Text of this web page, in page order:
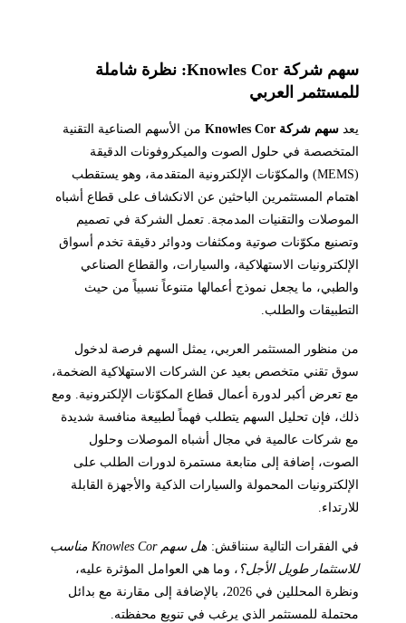
سهم شركة Knowles Cor: نظرة شاملة
للمستثمر العربي
يعد سهم شركة Knowles Cor
من الأسهم الصناعية التقنية
المتخصصة في حلول الصوت والميكروفونات الدقيقة
(MEMS) والمكوّنات الإلكترونية المتقدمة، وهو يستقطب
اهتمام المستثمرين الباحثين عن الانكشاف على قطاع أشباه
الموصلات والتقنيات المدمجة. تعمل الشركة في تصميم
وتصنيع مكوّنات صوتية ومكثفات ودوائر دقيقة تخدم أسواق
الإلكترونيات الاستهلاكية، والسيارات، والقطاع الصناعي
والطبي، ما يجعل نموذج أعمالها متنوعاً نسبياً من حيث
التطبيقات والطلب.
من منظور المستثمر العربي، يمثل السهم فرصة لدخول
سوق تقني متخصص بعيد عن الشركات الاستهلاكية الضخمة،
مع تعرض أكبر لدورة أعمال قطاع المكوّنات الإلكترونية. ومع
ذلك، فإن تحليل السهم يتطلب فهماً لطبيعة منافسة شديدة
مع شركات عالمية في مجال أشباه الموصلات وحلول
الصوت، إضافة إلى متابعة مستمرة لدورات الطلب على
الإلكترونيات المحمولة والسيارات الذكية والأجهزة القابلة
للارتداء.
في الفقرات التالية سنناقش:
هل سهم Knowles Cor مناسب
للاستثمار طويل الأجل؟، وما هي العوامل المؤثرة عليه،
ونظرة المحللين في 2026، بالإضافة إلى مقارنة مع بدائل
محتملة للمستثمر الذي يرغب في تنويع محفظته.